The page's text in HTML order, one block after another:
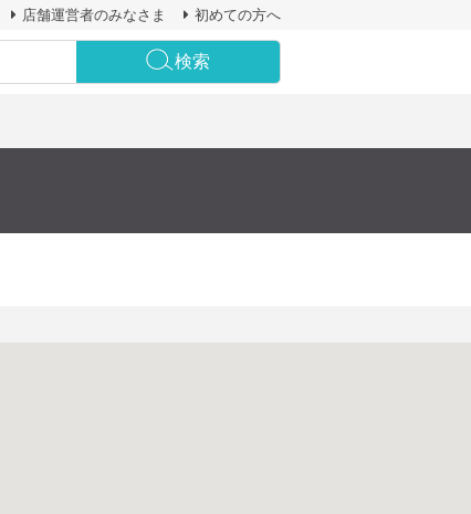
店舗運営者のみなさま 初めての方へ
検索